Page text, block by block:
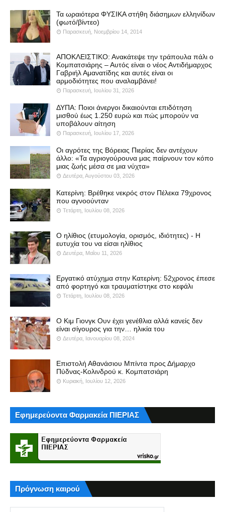
Τα ωραιότερα ΦΥΣΙΚΑ στήθη διάσημων ελληνίδων
(φωτό/βίντεο)
Παρασκευή, Νοεμβρίου 14, 2014
ΑΠΟΚΛΕΙΣΤΙΚΟ: Ανακάτεψε την τράπουλα πάλι ο
Κομπατσιάρης – Αυτός είναι ο νέος Αντιδήμαρχος
Γαβριήλ Αμανατίδης και αυτές είναι οι
αρμοδιότητες που αναλαμβάνει!
Παρασκευή, Ιουλίου 31, 2026
ΔΥΠΑ: Ποιοι άνεργοι δικαιούνται επιδότηση
μισθού έως 1.250 ευρώ και πώς μπορούν να
υποβάλουν αίτηση
Παρασκευή, Ιουλίου 17, 2026
Οι αγρότες της Βόρειας Πιερίας δεν αντέχουν
άλλο: «Τα αγριογούρουνα μας παίρνουν τον κόπο
μιας ζωής μέσα σε μια νύχτα»
Δευτέρα, Αυγούστου 03, 2026
Κατερίνη: Βρέθηκε νεκρός στον Πέλεκα 79χρονος
που αγνοούνταν
Τετάρτη, Ιουλίου 08, 2026
Ο ηλίθιος (ετυμολογία, ορισμός, ιδιότητες) - Η
ευτυχία του να είσαι ηλίθιος
Δευτέρα, Μαΐου 11, 2026
Εργατικό ατύχημα στην Κατερίνη: 52χρονος έπεσε
από φορτηγό και τραυματίστηκε στο κεφάλι
Τετάρτη, Ιουλίου 08, 2026
Ο Κιμ Γιονγκ Ουν έχει γενέθλια αλλά κανείς δεν
είναι σίγουρος για την… ηλικία του
Δευτέρα, Ιανουαρίου 08, 2024
Επιστολή Αθανάσιου Μπίντα προς Δήμαρχο
Πύδνας-Κολινδρού κ. Κομπατσιάρη
Κυριακή, Ιουλίου 12, 2026
Εφημερεύοντα Φαρμακεία ΠΙΕΡΙΑΣ
Πρόγνωση καιρού